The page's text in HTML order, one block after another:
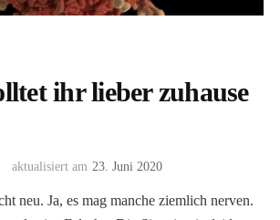
ihr lieber zuhause
aktualisiert am 23. Juni 2020
neu. Ja, es mag manche ziemlich nerven.